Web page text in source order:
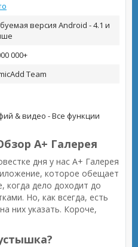
версия Android - 4.1 и
000+
Team
& видео - Все функции
A+ Галерея
дня у нас A+ Галерея
которое обещает
когда дело доходит до
Но, как всегда, есть
них указать. Короче,